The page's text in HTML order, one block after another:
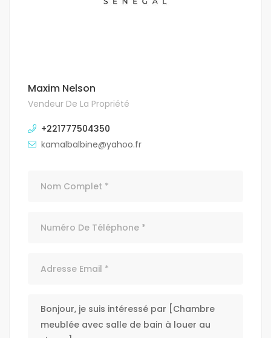
Maxim Nelson
Vendeur De La Propriété
+221777504350
kamalbalbine@yahoo.fr